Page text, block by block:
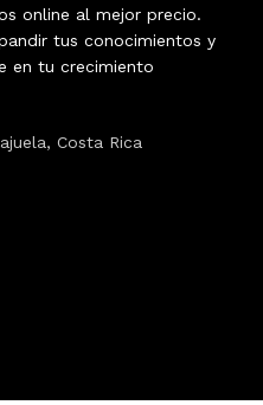
online al mejor precio.
tus conocimientos y
en tu crecimiento
Costa Rica